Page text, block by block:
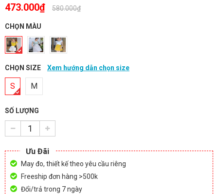
473.000₫ 580.000₫
CHỌN MÀU
CHỌN SIZE Xem hướng dẫn chọn size
S M
SỐ LƯỢNG
Ưu Đãi
May đo, thiết kế theo yêu cầu riêng
Freeship đơn hàng >500k
Đổi/trả trong 7 ngày